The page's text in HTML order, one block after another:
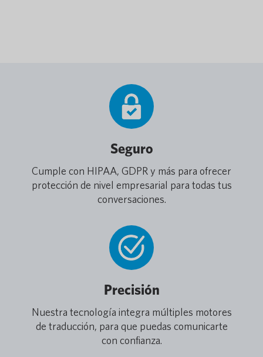
Seguro
Cumple con HIPAA, GDPR y más para ofrecer
protección de nivel empresarial para todas tus
conversaciones.
Precisión
Nuestra tecnología integra múltiples motores
de traducción, para que puedas comunicarte
con confianza.